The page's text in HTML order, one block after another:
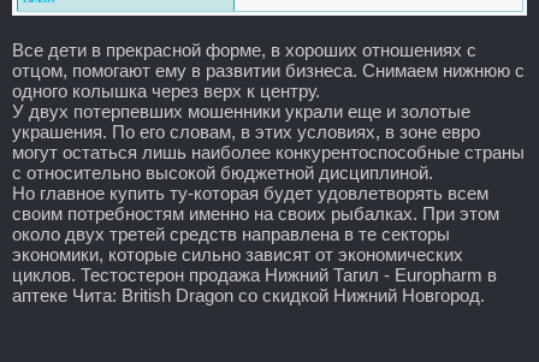
Все дети в прекрасной форме, в хороших отношениях с
отцом, помогают ему в развитии бизнеса. Снимаем нижнюю с
одного колышка через верх к центру.
У двух потерпевших мошенники украли еще и золотые
украшения. По его словам, в этих условиях, в зоне евро
могут остаться лишь наиболее конкурентоспособные страны
с относительно высокой бюджетной дисциплиной.
Но главное купить ту-которая будет удовлетворять всем
своим потребностям именно на своих рыбалках. При этом
около двух третей средств направлена в те секторы
экономики, которые сильно зависят от экономических
циклов. Тестостерон продажа Нижний Тагил - Europharm в
аптеке Чита: British Dragon со скидкой Нижний Новгород.